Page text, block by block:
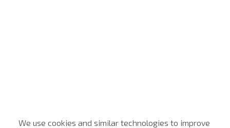
We use cookies and similar technologies to improve